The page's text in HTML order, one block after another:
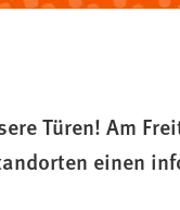
Türen! Am
einen